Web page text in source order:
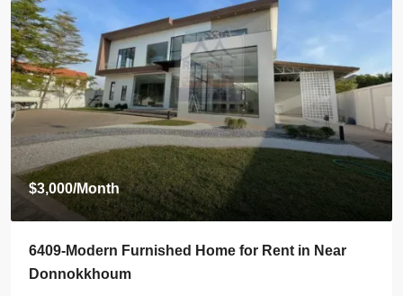
$3,000/Month
6409-Modern Furnished Home for Rent in Near
Donnokkhoum